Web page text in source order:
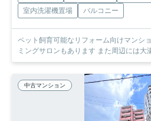
室内洗濯機置場
バルコニー
ペット飼育可能なリフォーム向けマンシ
ミングサロンもあります また周辺には大
中古マンション